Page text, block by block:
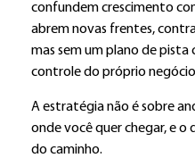
confundem crescimento
abrem novas frentes,
mas sem um plano de pista
controle do próprio
A estratégia não é sobre
onde você quer chegar, e o
do caminho.